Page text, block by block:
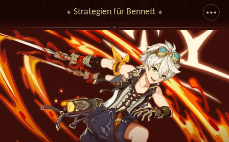
Strategien für Bennett
Zieh nach unten, um die ganze Zeichnung zu sehen